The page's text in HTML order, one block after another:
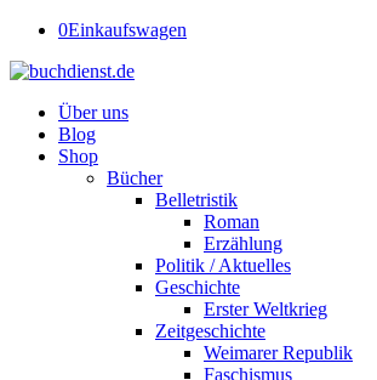
0Einkaufswagen
Über uns
Blog
Shop
Bücher
Belletristik
Roman
Erzählung
Politik / Aktuelles
Geschichte
Erster Weltkrieg
Zeitgeschichte
Weimarer Republik
Faschismus